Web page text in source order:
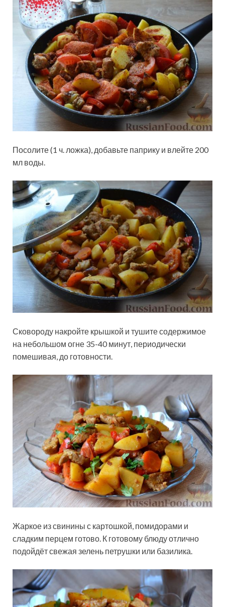
Посолите (1 ч. ложка), добавьте паприку и влейте 200
мл воды.
Сковороду накройте крышкой и тушите содержимое
на небольшом огне 35-40 минут, периодически
помешивая, до готовности.
Жаркое из свинины с картошкой, помидорами и
сладким перцем готово. К готовому блюду отлично
подойдёт свежая зелень петрушки или базилика.